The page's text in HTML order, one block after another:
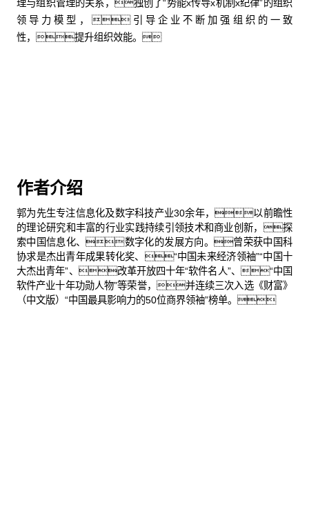
理与组织管理的关系，独创了“势能x传导x机制x纪律”的组织
领导力模型，引导企业不断加强组织的一致
性，提升组织效能。
作者介绍
郭为先生专注信息化及数字科技产业30余年，以前瞻性
的理论研究和丰富的行业实践持续引领技术和商业创新，探
索中国信息化、数字化的发展方向。曾荣获中国科
协求是杰出青年成果转化奖、“中国未来经济领袖”“中国十
大杰出青年”、改革开放四十年“软件名人”、“中国
软件产业十年功勋人物”等荣誉，并连续三次入选《财富》
（中文版）“中国最具影响力的50位商界领袖”榜单。